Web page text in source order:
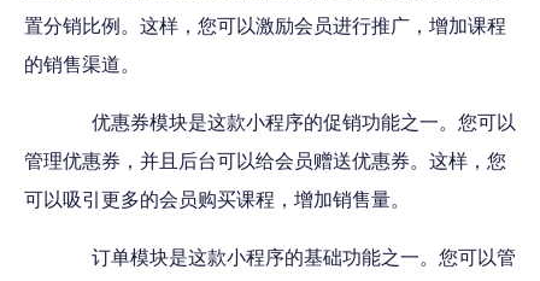
置分销比例。这样，您可以激励会员进行推广，增加课程
的销售渠道。
优惠券模块是这款小程序的促销功能之一。您可以
管理优惠券，并且后台可以给会员赠送优惠券。这样，您
可以吸引更多的会员购买课程，增加销售量。
订单模块是这款小程序的基础功能之一。您可以管